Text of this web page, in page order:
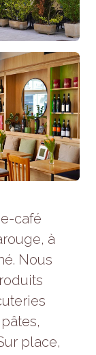
café
à
Nous
place,
et
et